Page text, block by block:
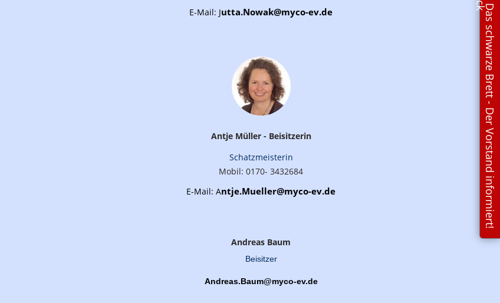
E-Mail: Jutta.Nowak@myco-ev.de
Antje Müller - Beisitzerin
Schatzmeisterin
Mobil: 0170- 3432684
E-Mail: Antje.Mueller@myco-ev.de Das schwarze Brett - Der Vorstand informiert!
Andreas Baum
Beisitzer
Andreas.Baum@myco-ev.de